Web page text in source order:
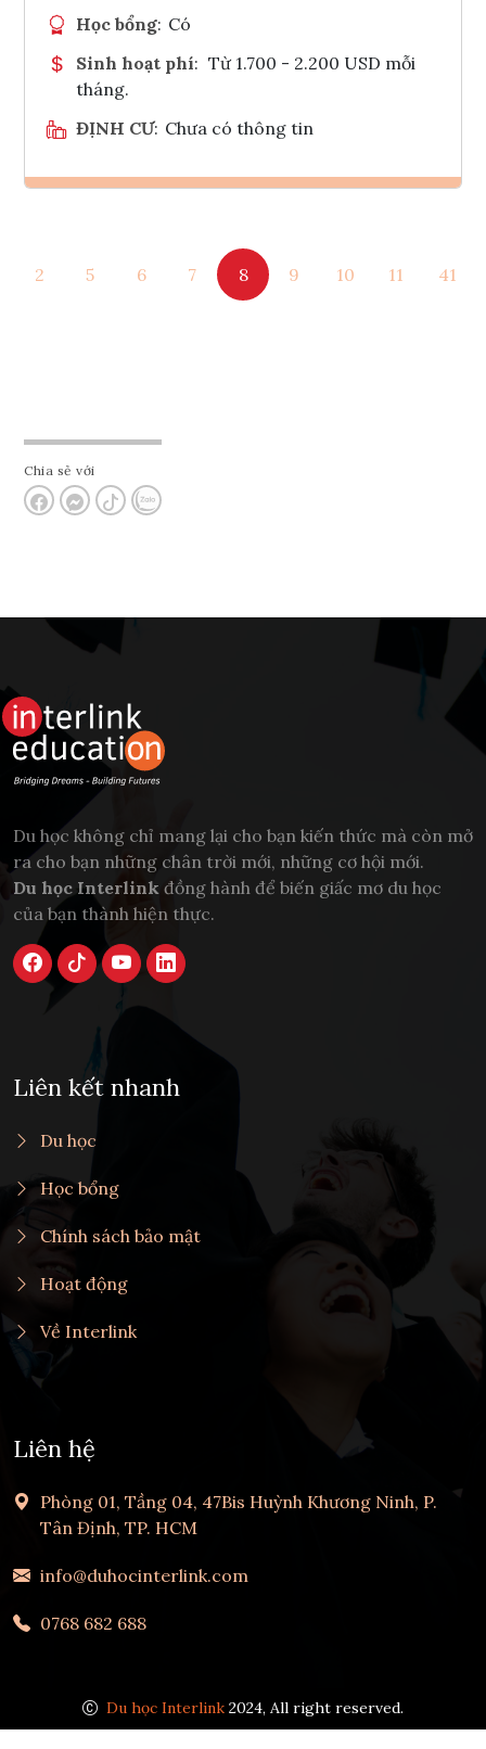
Học bổng: Có
Sinh hoạt phí: Từ 1.700 - 2.200 USD mỗi
tháng.
ĐỊNH CƯ: Chưa có thông tin
Tham vấn Interlink
2 5 6 7 8 9 10 11 41
Chia sẻ với
Du học không chỉ mang lại cho bạn kiến thức mà còn mở
ra cho bạn những chân trời mới, những cơ hội mới.
Du học Interlink đồng hành để biến giấc mơ du học
của bạn thành hiện thực.
Liên kết nhanh
Du học
Học bổng
Chính sách bảo mật
Hoạt động
Về Interlink
Liên hệ
Phòng 01, Tầng 04, 47Bis Huỳnh Khương Ninh, P.
Tân Định, TP. HCM
info@duhocinterlink.com
0768 682 688
Du học Interlink 2024, All right reserved.